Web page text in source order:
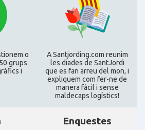
Catalans a Lincoln
Catalans a LIVERPOOL
A LONDON - Londres
o
grups
i
A Santjording.com reunim
les diades de SantJordi
que es fan arreu del mon, i
expliquem com fer-ne de
manera fàcil i sense
maldecaps logí­stics!
Enquestes